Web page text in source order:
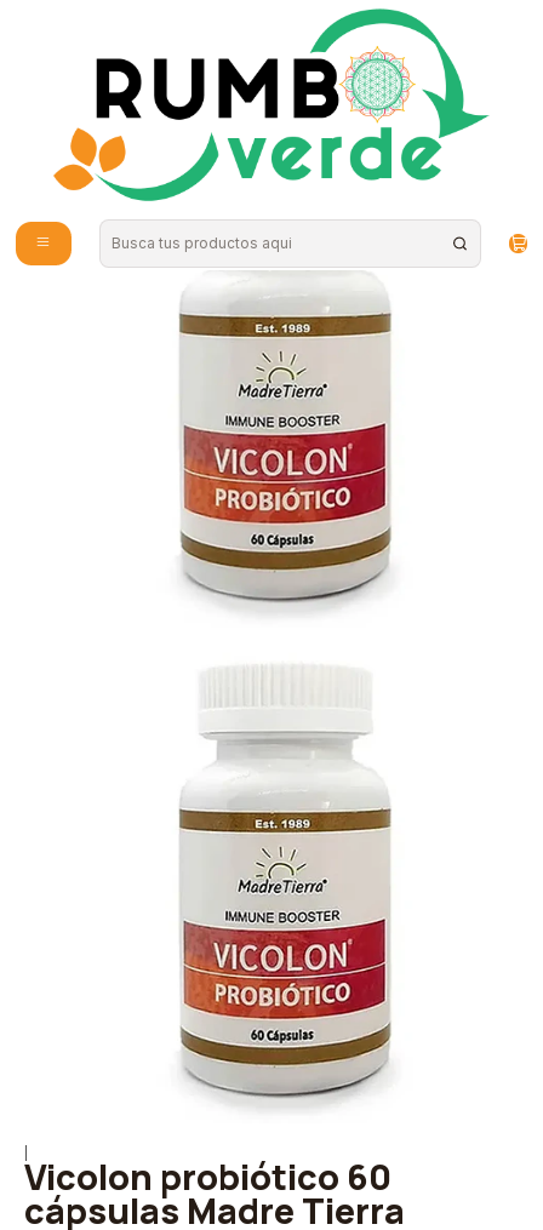
Envío gratis por compras sobre los 59.990 en la provincia de Santiago
Probióticos y Digestión
Vicolon probiótico 60 cápsulas Madre Tierra
Vicolon probiótico 60
cápsulas Madre Tierra